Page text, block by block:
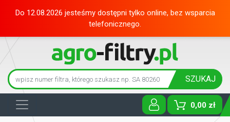
Do 12.08.2026 jesteśmy dostępni tylko online, bez wsparcia
telefonicznego.
SZUKAJ
0,00 zł
Toggle